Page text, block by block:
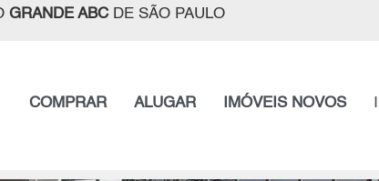
GRANDE ABCDE SÃO PAULO
COMPRAR ALUGAR IMÓVEIS NOVOS